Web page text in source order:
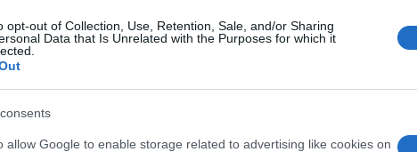
opt-out of Collection, Use, Retention, Sale, and/or Sharing
Data that Is Unrelated with the Purposes for which it
allow Google to enable storage related to advertising like cookies on
31.01.17. 23:31
doktorice mu se nije dopalo!